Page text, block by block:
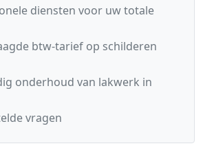
diensten voor uw totale
btw-tarief op schilderen
onderhoud van lakwerk in
vragen